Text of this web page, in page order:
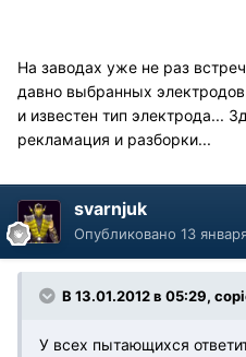
На заводах уже не раз
давно выбранных
и известен тип электрода...
рекламация и разборки...
svarnjuk
Опубликовано 13
В 13.01.2012 в 05:29,
У всех пытающихся